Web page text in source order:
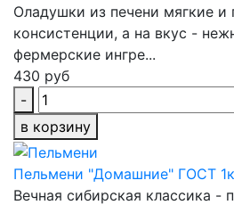
Оладушки из печени мягкие
консистенции, а на вкус -
фермерские ингре...
430 руб
-
в корзину
Пельмени "Домашние" ГОСТ
Вечная сибирская классика -